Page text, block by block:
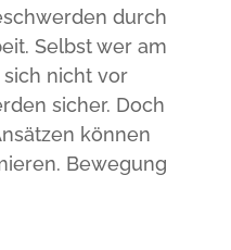
durch
Selbst wer am
nicht vor
sicher. Doch
können
Bewegung